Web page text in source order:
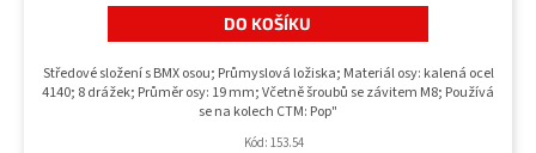
DO KOŠÍKU
Středové složení s BMX osou; Průmyslová ložiska; Materiál osy: kalená ocel
4140; 8 drážek; Průměr osy: 19 mm; Včetně šroubů se závitem M8; Používá
se na kolech CTM: Pop"
Kód: 153.54